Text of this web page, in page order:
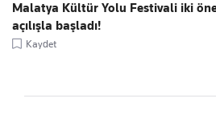
Malatya Kültür Yolu Festivali iki
açılışla başladı!
Kaydet